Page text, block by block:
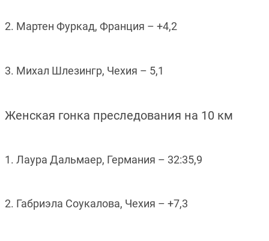
2. Мартен Фуркад, Франция – +4,2
3. Михал Шлезингр, Чехия – 5,1
Женская гонка преследования на 10 км
1. Лаура Дальмаер, Германия – 32:35,9
2. Габриэла Соукалова, Чехия – +7,3